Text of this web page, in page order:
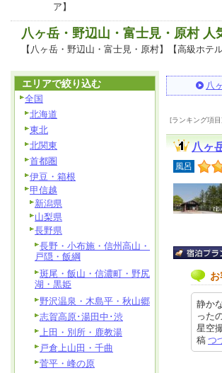
ア】
八ヶ岳・野辺山・富士見・原村
【八ヶ岳・野辺山・富士見・原村】【高級ホテ
八
[ランキング項
八ヶ
風呂
静か
った
星空
稿 つ
エリアで絞り込む
全国
北海道
東北
北関東
首都圏
伊豆・箱根
甲信越
新潟県
山梨県
長野県
長野・小布施・信州高山・
戸隠・飯綱
斑尾・飯山・信濃町・野尻
湖・黒姫
野沢温泉・木島平・秋山郷
志賀高原･湯田中･渋
上田・別所・鹿教湯
戸倉上山田・千曲
菅平・峰の原